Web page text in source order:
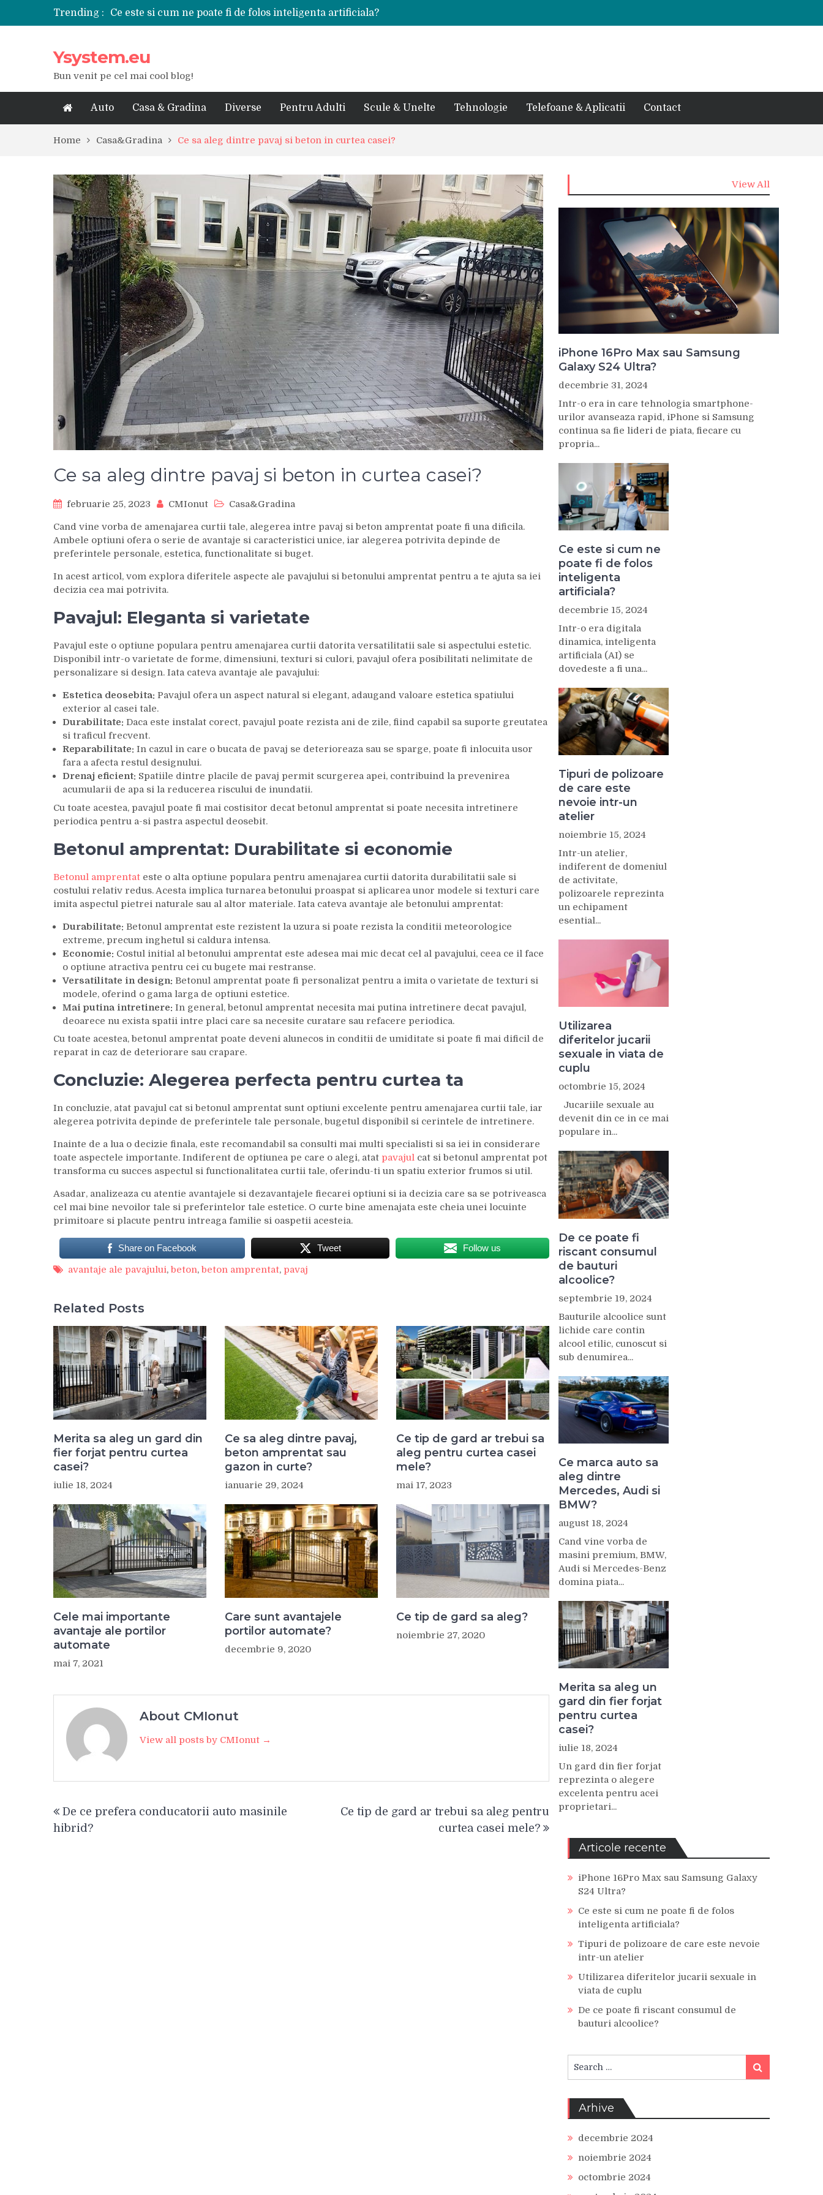
Trending :
Ce este si cum ne poate fi de folos inteligenta artificiala?
Tipuri de polizoare de care este nevoie intr-un atelier
De ce poate fi riscant consumul de bauturi alcoolice?
Ce marca auto sa aleg dintre Mercedes, Audi si BMW?
Merita sa aleg un gard din fier forjat pentru curtea casei?
Cele mai bune smartphone-uri lansate in anul 2024
Modul in care a evoluat tehnologia in ultimul secol
iPhone 16Pro Max sau Samsung Galaxy S24 Ultra?
Ysystem.eu
Bun venit pe cel mai cool blog!
Auto Casa & Gradina Diverse Pentru Adulti Scule & Unelte Tehnologie Telefoane & Aplicatii Contact
Home Casa&Gradina Ce sa aleg dintre pavaj si beton in curtea casei?
Ce sa aleg dintre pavaj si beton in curtea casei?
februarie 25, 2023 CMIonut Casa&Gradina
Cand vine vorba de amenajarea curtii tale, alegerea intre pavaj si beton amprentat poate fi una dificila.
Ambele optiuni ofera o serie de avantaje si caracteristici unice, iar alegerea potrivita depinde de
preferintele personale, estetica, functionalitate si buget.
In acest articol, vom explora diferitele aspecte ale pavajului si betonului amprentat pentru a te ajuta sa iei
decizia cea mai potrivita.
Pavajul: Eleganta si varietate
Pavajul este o optiune populara pentru amenajarea curtii datorita versatilitatii sale si aspectului estetic.
Disponibil intr-o varietate de forme, dimensiuni, texturi si culori, pavajul ofera posibilitati nelimitate de
personalizare si design. Iata cateva avantaje ale pavajului:
Estetica deosebita: Pavajul ofera un aspect natural si elegant, adaugand valoare estetica spatiului
exterior al casei tale.
Durabilitate: Daca este instalat corect, pavajul poate rezista ani de zile, fiind capabil sa suporte greutatea
si traficul frecvent.
Reparabilitate: In cazul in care o bucata de pavaj se deterioreaza sau se sparge, poate fi inlocuita usor
fara a afecta restul designului.
Drenaj eficient: Spatiile dintre placile de pavaj permit scurgerea apei, contribuind la prevenirea
acumularii de apa si la reducerea riscului de inundatii.
Cu toate acestea, pavajul poate fi mai costisitor decat betonul amprentat si poate necesita intretinere
periodica pentru a-si pastra aspectul deosebit.
Betonul amprentat: Durabilitate si economie
Betonul amprentat este o alta optiune populara pentru amenajarea curtii datorita durabilitatii sale si
costului relativ redus. Acesta implica turnarea betonului proaspat si aplicarea unor modele si texturi care
imita aspectul pietrei naturale sau al altor materiale. Iata cateva avantaje ale betonului amprentat:
Durabilitate: Betonul amprentat este rezistent la uzura si poate rezista la conditii meteorologice
extreme, precum inghetul si caldura intensa.
Economie: Costul initial al betonului amprentat este adesea mai mic decat cel al pavajului, ceea ce il face
o optiune atractiva pentru cei cu bugete mai restranse.
Versatilitate in design: Betonul amprentat poate fi personalizat pentru a imita o varietate de texturi si
modele, oferind o gama larga de optiuni estetice.
Mai putina intretinere: In general, betonul amprentat necesita mai putina intretinere decat pavajul,
deoarece nu exista spatii intre placi care sa necesite curatare sau refacere periodica.
Cu toate acestea, betonul amprentat poate deveni alunecos in conditii de umiditate si poate fi mai dificil de
reparat in caz de deteriorare sau crapare.
Concluzie: Alegerea perfecta pentru curtea ta
In concluzie, atat pavajul cat si betonul amprentat sunt optiuni excelente pentru amenajarea curtii tale, iar
alegerea potrivita depinde de preferintele tale personale, bugetul disponibil si cerintele de intretinere.
Inainte de a lua o decizie finala, este recomandabil sa consulti mai multi specialisti si sa iei in considerare
toate aspectele importante. Indiferent de optiunea pe care o alegi, atat pavajul cat si betonul amprentat pot
transforma cu succes aspectul si functionalitatea curtii tale, oferindu-ti un spatiu exterior frumos si util.
Asadar, analizeaza cu atentie avantajele si dezavantajele fiecarei optiuni si ia decizia care sa se potriveasca
cel mai bine nevoilor tale si preferintelor tale estetice. O curte bine amenajata este cheia unei locuinte
primitoare si placute pentru intreaga familie si oaspetii acesteia.
Share on Facebook Tweet Follow us
avantaje ale pavajului, beton, beton amprentat, pavaj
Related Posts
Merita sa aleg un gard din
fier forjat pentru curtea
casei?
iulie 18, 2024
Ce sa aleg dintre pavaj,
beton amprentat sau
gazon in curte?
ianuarie 29, 2024
Ce tip de gard ar trebui sa
aleg pentru curtea casei
mele?
mai 17, 2023
Cele mai importante
avantaje ale portilor
automate
mai 7, 2021
Care sunt avantajele
portilor automate?
decembrie 9, 2020
Ce tip de gard sa aleg?
noiembrie 27, 2020
About CMIonut
View all posts by CMIonut →
în
De ce prefera conducatorii auto masinile
hibrid?
Ce tip de gard ar trebui sa aleg pentru
curtea casei mele?
View All
iPhone 16Pro Max sau Samsung
Galaxy S24 Ultra?
decembrie 31, 2024
Intr-o era in care tehnologia smartphone-
urilor avanseaza rapid, iPhone si Samsung
continua sa fie lideri de piata, fiecare cu
propria...
Ce este si cum ne
poate fi de folos
inteligenta
artificiala?
decembrie 15, 2024
Intr-o era digitala
dinamica, inteligenta
artificiala (AI) se
dovedeste a fi una...
Tipuri de polizoare
de care este
nevoie intr-un
atelier
noiembrie 15, 2024
Intr-un atelier,
indiferent de domeniul
de activitate,
polizoarele reprezinta
un echipament
esential...
Utilizarea
diferitelor jucarii
sexuale in viata de
cuplu
octombrie 15, 2024
Jucariile sexuale au
devenit din ce in ce mai
populare in...
De ce poate fi
riscant consumul
de bauturi
alcoolice?
septembrie 19, 2024
Bauturile alcoolice sunt
lichide care contin
alcool etilic, cunoscut si
sub denumirea...
Ce marca auto sa
aleg dintre
Mercedes, Audi si
BMW?
august 18, 2024
Cand vine vorba de
masini premium, BMW,
Audi si Mercedes-Benz
domina piata...
Merita sa aleg un
gard din fier forjat
pentru curtea
casei?
iulie 18, 2024
Un gard din fier forjat
reprezinta o alegere
excelenta pentru acei
proprietari...
Articole recente
iPhone 16Pro Max sau Samsung Galaxy
S24 Ultra?
Ce este si cum ne poate fi de folos
inteligenta artificiala?
Tipuri de polizoare de care este nevoie
intr-un atelier
Utilizarea diferitelor jucarii sexuale in
viata de cuplu
De ce poate fi riscant consumul de
bauturi alcoolice?
for:
Search
Arhive
decembrie 2024
noiembrie 2024
octombrie 2024